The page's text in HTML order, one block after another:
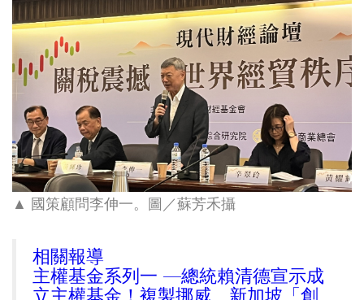
▲ 國策顧問李伸一。圖／蘇芳禾攝
相關報導
主權基金系列一 —總統賴清德宣示成